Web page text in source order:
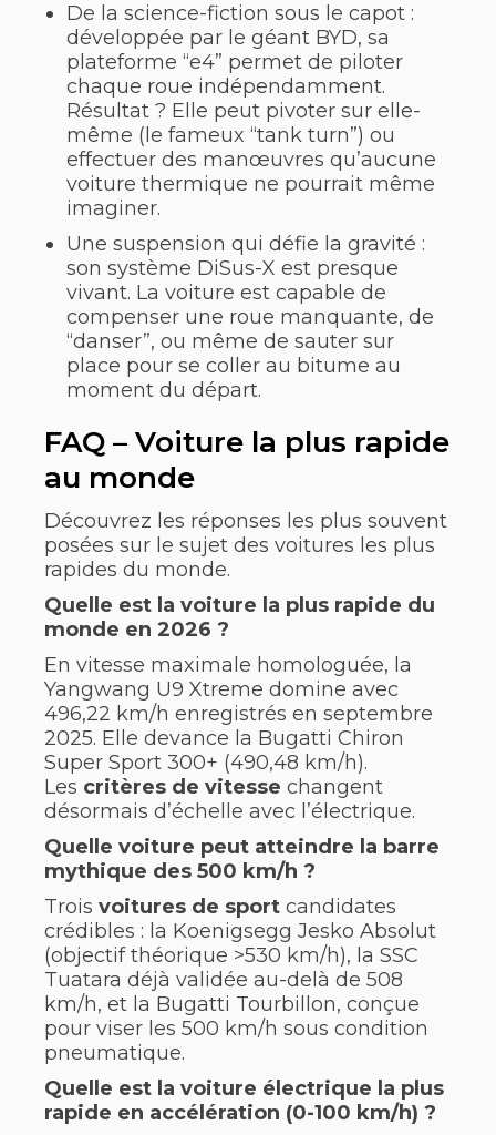
De la science-fiction sous le capot :
développée par le géant BYD, sa
plateforme “e4” permet de piloter
chaque roue indépendamment.
Résultat ? Elle peut pivoter sur elle-
même (le fameux “tank turn”) ou
effectuer des manœuvres qu’aucune
voiture thermique ne pourrait même
imaginer.
Une suspension qui défie la gravité :
son système DiSus-X est presque
vivant. La voiture est capable de
compenser une roue manquante, de
“danser”, ou même de sauter sur
place pour se coller au bitume au
moment du départ.
FAQ – Voiture la plus rapide
au monde
Découvrez les réponses les plus souvent
posées sur le sujet des voitures les plus
rapides du monde.
Quelle est la voiture la plus rapide du
monde en 2026 ?
En vitesse maximale homologuée, la
Yangwang U9 Xtreme domine avec
496,22 km/h enregistrés en septembre
2025. Elle devance la Bugatti Chiron
Super Sport 300+ (490,48 km/h).
Les critères de vitesse changent
désormais d’échelle avec l’électrique.
Quelle voiture peut atteindre la barre
mythique des 500 km/h ?
Trois voitures de sport candidates
crédibles : la Koenigsegg Jesko Absolut
(objectif théorique >530 km/h), la SSC
Tuatara déjà validée au-delà de 508
km/h, et la Bugatti Tourbillon, conçue
pour viser les 500 km/h sous condition
pneumatique.
Quelle est la voiture électrique la plus
rapide en accélération (0-100 km/h) ?